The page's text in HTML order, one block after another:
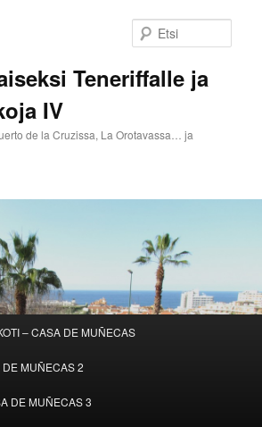
Teneriffalle ja
IV
de la Cruzissa, La Orotavassa… ja
– CASA DE MUÑECAS
MUÑECAS 2
DE MUÑECAS 3